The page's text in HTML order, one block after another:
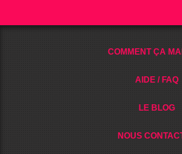
COMMENT ÇA
AIDE / FAQ
LE BLOG
NOUS